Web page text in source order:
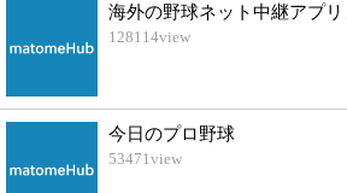
海外の野球ネット中継アプリ
128114view
今日のプロ野球
53471view